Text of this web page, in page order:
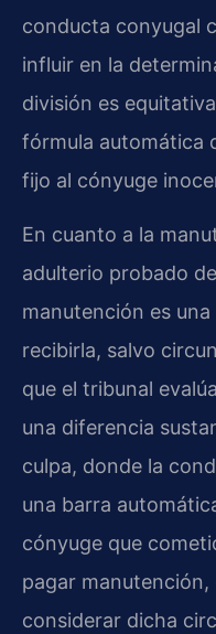
conducta conyugal
influir en la
división es
fórmula automática
fijo al cónyuge
En cuanto a la
adulterio probado
manutención es
recibirla, salvo
que el tribunal
una diferencia
culpa, donde la
una barra
cónyuge que
pagar manutención,
considerar dicha